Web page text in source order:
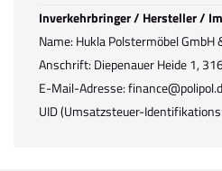
Inverkehrbringer / Hersteller /
Name: Hukla Polstermöbel GmbH
Anschrift: Diepenauer Heide 1,
E-Mail-Adresse:
UID (Umsatzsteuer-